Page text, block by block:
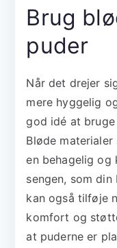
Brug
puder
Når det drejer
mere hyggelig
god idé at
Bløde
en behagelig
sengen, som
kan også tilføje
komfort og
at puderne er